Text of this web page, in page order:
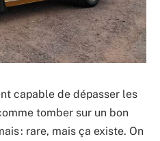
capable de dépasser les
tomber sur un bon
: rare, mais ça existe. On